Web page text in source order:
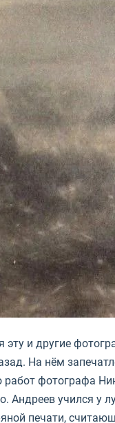
эту и другие
На нём
работ фотографа
Андреев учился у
печати,